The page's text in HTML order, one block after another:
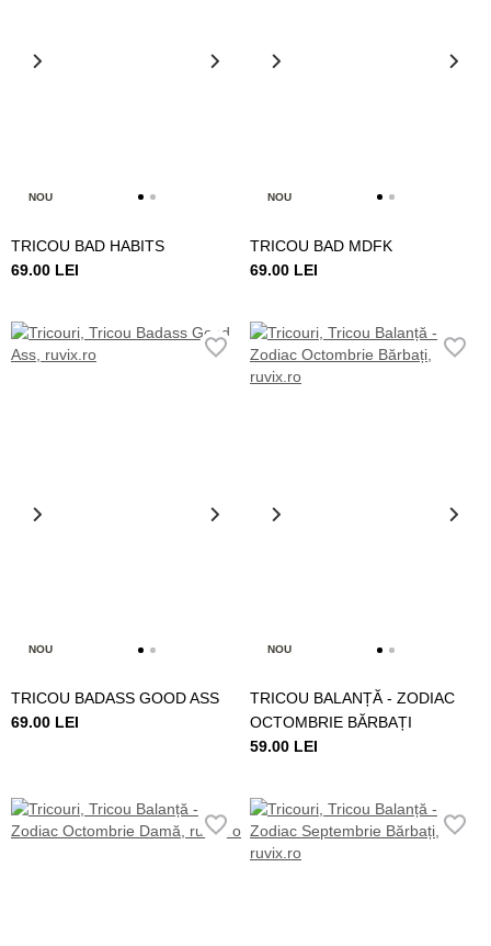
NOU
TRICOU BAD HABITS
69.00 LEI
NOU
TRICOU BAD MDFK
69.00 LEI
NOU
TRICOU BADASS GOOD ASS
69.00 LEI
NOU
TRICOU BALANȚĂ - ZODIAC
OCTOMBRIE BĂRBAȚI
59.00 LEI